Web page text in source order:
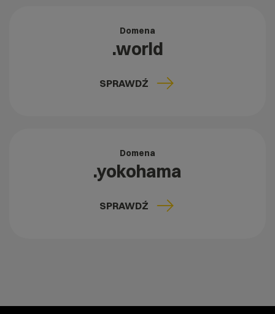
Domena
.world
SPRAWDŹ
Domena
.yokohama
SPRAWDŹ